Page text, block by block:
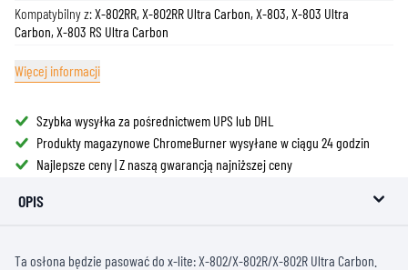
Kompatybilny z:X-802RR, X-802RR Ultra Carbon, X-803, X-803 Ultra
Carbon, X-803 RS Ultra Carbon
Więcej informacji
Szybka wysyłka za pośrednictwem UPS lub DHL
Produkty magazynowe ChromeBurner wysyłane w ciągu 24 godzin
Najlepsze ceny | Z naszą gwarancją najniższej ceny
OPIS
Ta osłona będzie pasować do x-lite: X-802/X-802R/X-802R Ultra Carbon.